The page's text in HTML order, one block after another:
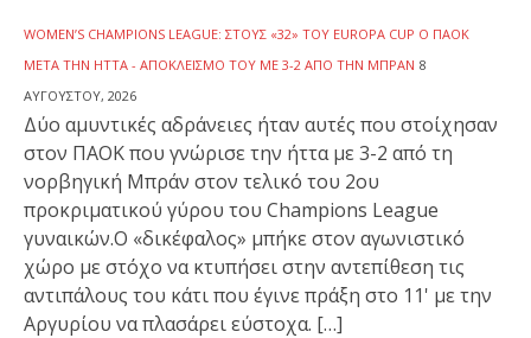
WOMEN’S CHAMPIONS LEAGUE: ΣΤΟΥΣ «32» ΤΟΥ EUROPA CUP Ο ΠΑΟΚ
ΜΕΤΆ ΤΗΝ ΉΤΤΑ - ΑΠΟΚΛΕΙΣΜΌ ΤΟΥ ΜΕ 3-2 ΑΠΌ ΤΗΝ ΜΠΡΑΝ 8
ΑΥΓΟΎΣΤΟΥ, 2026
Δύο αμυντικές αδράνειες ήταν αυτές που στοίχησαν
στον ΠΑΟΚ που γνώρισε την ήττα με 3-2 από τη
νορβηγική Μπράν στον τελικό του 2ου
προκριματικού γύρου του Champions League
γυναικών.Ο «δικέφαλος» μπήκε στον αγωνιστικό
χώρο με στόχο να κτυπήσει στην αντεπίθεση τις
αντιπάλους του κάτι που έγινε πράξη στο 11' με την
Αργυρίου να πλασάρει εύστοχα. […]